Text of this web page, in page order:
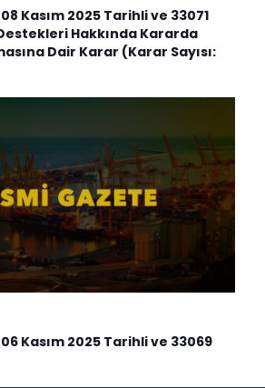
Kasım 2025 Tarihli ve 33071
Hakkında Kararda
Dair Karar (Karar Sayısı:
Kasım 2025 Tarihli ve 33069